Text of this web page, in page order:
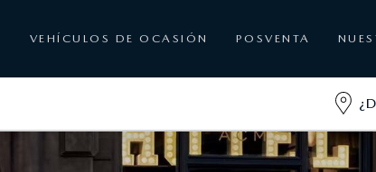
VEHÍCULOS DE OCASIÓN POSVENTA